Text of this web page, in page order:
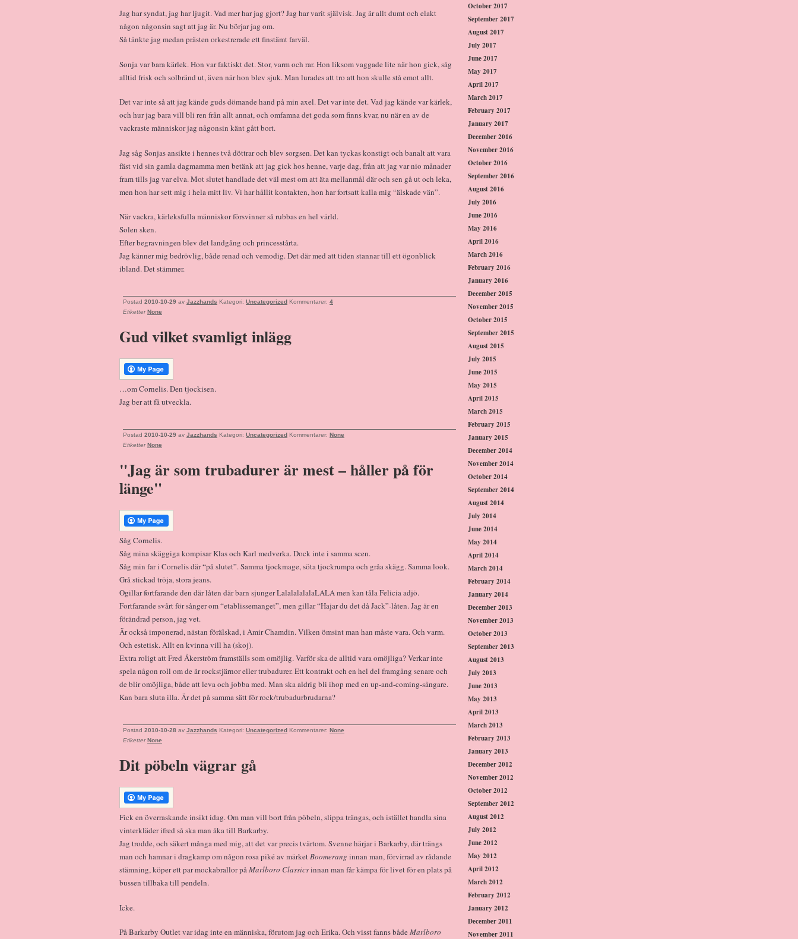
Jag har syndat, jag har ljugit. Vad mer har jag gjort? Jag har varit självisk. Jag är allt dumt och elakt
någon någonsin sagt att jag är. Nu börjar jag om.
Så tänkte jag medan prästen orkestrerade ett finstämt farväl.
Sonja var bara kärlek. Hon var faktiskt det. Stor, varm och rar. Hon liksom vaggade lite när hon gick, såg
alltid frisk och solbränd ut, även när hon blev sjuk. Man lurades att tro att hon skulle stå emot allt.
Det var inte så att jag kände guds dömande hand på min axel. Det var inte det. Vad jag kände var kärlek,
och hur jag bara vill bli ren från allt annat, och omfamna det goda som finns kvar, nu när en av de
vackraste människor jag någonsin känt gått bort.
Jag såg Sonjas ansikte i hennes två döttrar och blev sorgsen. Det kan tyckas konstigt och banalt att vara
fäst vid sin gamla dagmamma men betänk att jag gick hos henne, varje dag, från att jag var nio månader
fram tills jag var elva. Mot slutet handlade det väl mest om att äta mellanmål där och sen gå ut och leka,
men hon har sett mig i hela mitt liv. Vi har hållit kontakten, hon har fortsatt kalla mig “älskade vän”.
När vackra, kärleksfulla människor försvinner så rubbas en hel värld.
Solen sken.
Efter begravningen blev det landgång och princesstårta.
Jag känner mig bedrövlig, både renad och vemodig. Det där med att tiden stannar till ett ögonblick
ibland. Det stämmer.
Postad 2010-10-29 av Jazzhands Kategori: Uncategorized Kommentarer: 4
Etiketter None
Gud vilket svamligt inlägg
…om Cornelis. Den tjockisen.
Jag ber att få utveckla.
Postad 2010-10-29 av Jazzhands Kategori: Uncategorized Kommentarer: None
Etiketter None
"Jag är som trubadurer är mest – håller på för
länge"
Såg Cornelis.
Såg mina skäggiga kompisar Klas och Karl medverka. Dock inte i samma scen.
Såg min far i Cornelis där “på slutet”. Samma tjockmage, söta tjockrumpa och gråa skägg. Samma look.
Grå stickad tröja, stora jeans.
Ogillar fortfarande den där låten där barn sjunger LalalalalalaLALA men kan tåla Felicia adjö.
Fortfarande svårt för sånger om “etablissemanget”, men gillar “Hajar du det då Jack”-låten. Jag är en
förändrad person, jag vet.
Är också imponerad, nästan förälskad, i Amir Chamdin. Vilken ömsint man han måste vara. Och varm.
Och estetisk. Allt en kvinna vill ha (skoj).
Extra roligt att Fred Åkerström framställs som omöjlig. Varför ska de alltid vara omöjliga? Verkar inte
spela någon roll om de är rockstjärnor eller trubadurer. Ett kontrakt och en hel del framgång senare och
de blir omöjliga, både att leva och jobba med. Man ska aldrig bli ihop med en up-and-coming-sångare.
Kan bara sluta illa. Är det på samma sätt för rock/trubadurbrudarna?
Postad 2010-10-28 av Jazzhands Kategori: Uncategorized Kommentarer: None
Etiketter None
Dit pöbeln vägrar gå
Fick en överraskande insikt idag. Om man vill bort från pöbeln, slippa trängas, och istället handla sina
vinterkläder ifred så ska man åka till Barkarby.
Jag trodde, och säkert många med mig, att det var precis tvärtom. Svenne härjar i Barkarby, där trängs
man och hamnar i dragkamp om någon rosa piké av märketBoomerang innan man, förvirrad av rådande
stämning, köper ett par mockabrallor påMarlboro Classicsinnan man får kämpa för livet för en plats på
bussen tillbaka till pendeln.
Icke.
På Barkarby Outlet var idag inte en människa, förutom jag och Erika. Och visst fanns både Marlboro
October 2017
September 2017
August 2017
July 2017
June 2017
May 2017
April 2017
March 2017
February 2017
January 2017
December 2016
November 2016
October 2016
September 2016
August 2016
July 2016
June 2016
May 2016
April 2016
March 2016
February 2016
January 2016
December 2015
November 2015
October 2015
September 2015
August 2015
July 2015
June 2015
May 2015
April 2015
March 2015
February 2015
January 2015
December 2014
November 2014
October 2014
September 2014
August 2014
July 2014
June 2014
May 2014
April 2014
March 2014
February 2014
January 2014
December 2013
November 2013
October 2013
September 2013
August 2013
July 2013
June 2013
May 2013
April 2013
March 2013
February 2013
January 2013
December 2012
November 2012
October 2012
September 2012
August 2012
July 2012
June 2012
May 2012
April 2012
March 2012
February 2012
January 2012
December 2011
November 2011